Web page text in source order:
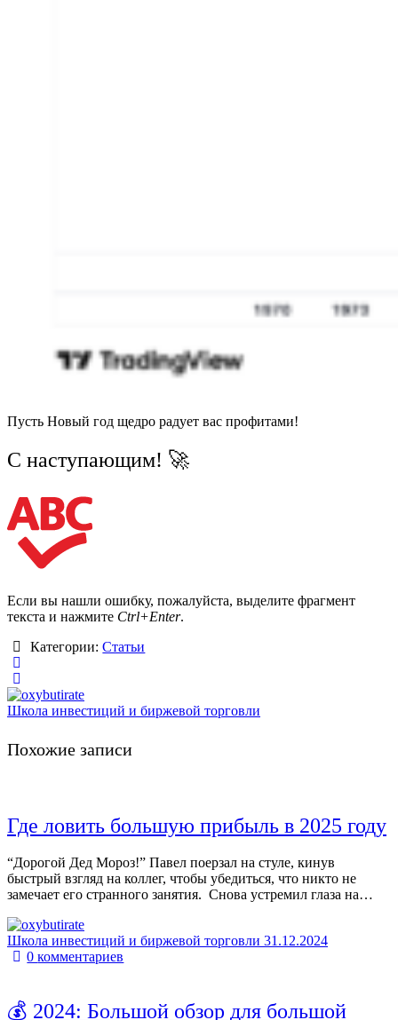
Пусть Новый год щедро радует вас профитами!
С наступающим! 🚀
Если вы нашли ошибку, пожалуйста, выделите фрагмент
текста и нажмите Ctrl+Enter.
Категории:Статьи
Школа инвестиций и биржевой торговли
Похожие записи
Где ловить большую прибыль в 2025 году
“Дорогой Дед Мороз!” Павел поерзал на стуле, кинув
быстрый взгляд на коллег, чтобы убедиться, что никто не
замечает его странного занятия. Снова устремил глаза на…
Школа инвестиций и биржевой торговли 31.12.2024
0комментариев
💰 2024: Большой обзор для большой